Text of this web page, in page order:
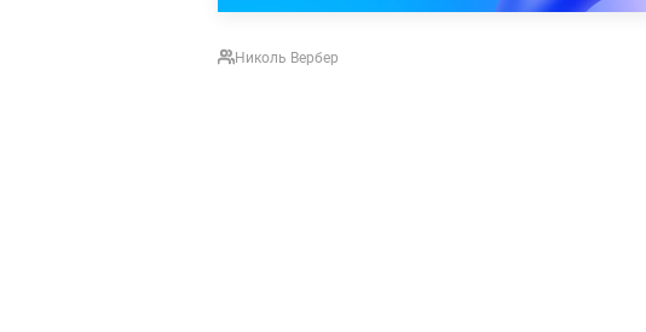
Николь Вербер